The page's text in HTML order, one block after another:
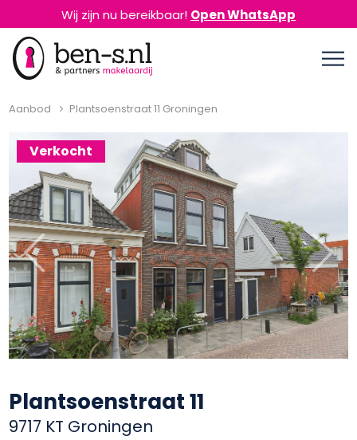
Wij zijn nu bereikbaar! Open WhatsApp
Aanbod Plantsoenstraat 11 Groningen
Verkocht
Previous Next
Plantsoenstraat 11
9717 KT Groningen